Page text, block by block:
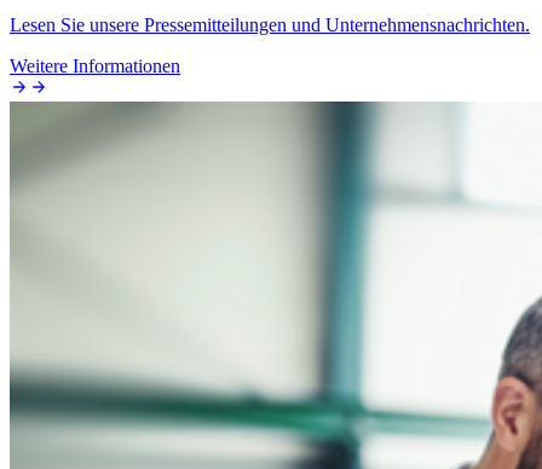
Lesen Sie unsere Pressemitteilungen und Unternehmensnachrichten.
Weitere Informationen